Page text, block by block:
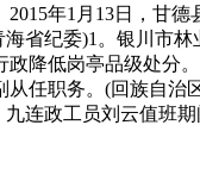
年1月13日，甘
省纪委)1。银川市
降低岗亭品级处分
任职务。(回族自
连政工员刘云值班